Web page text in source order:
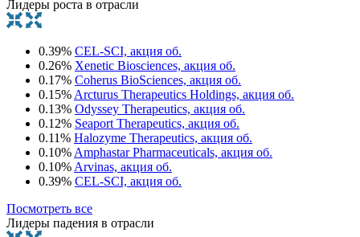
Лидеры роста в отрасли
0.39% CEL-SCI, акция об.
0.26% Xenetic Biosciences, акция об.
0.17% Coherus BioSciences, акция об.
0.15% Arcturus Therapeutics Holdings, акция об.
0.13% Odyssey Therapeutics, акция об.
0.12% Seaport Therapeutics, акция об.
0.11% Halozyme Therapeutics, акция об.
0.10% Amphastar Pharmaceuticals, акция об.
0.10% Arvinas, акция об.
0.39% CEL-SCI, акция об.
Посмотреть все
Лидеры падения в отрасли